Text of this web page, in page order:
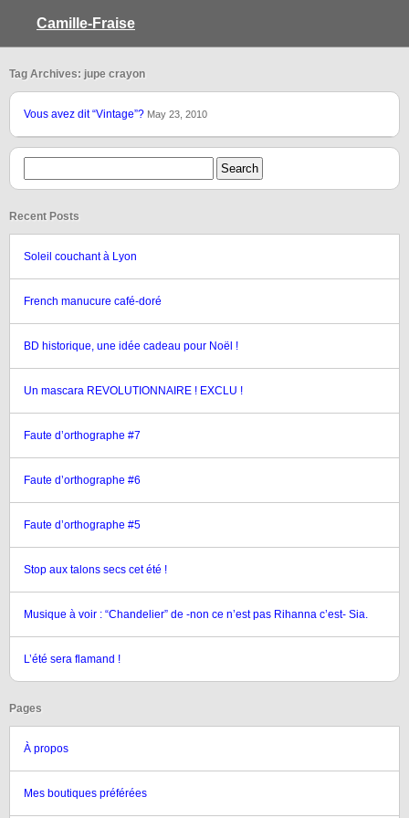
Camille-Fraise
Tag Archives: jupe crayon
Vous avez dit “Vintage”? May 23, 2010
Recent Posts
Soleil couchant à Lyon
French manucure café-doré
BD historique, une idée cadeau pour Noël !
Un mascara REVOLUTIONNAIRE ! EXCLU !
Faute d’orthographe #7
Faute d’orthographe #6
Faute d’orthographe #5
Stop aux talons secs cet été !
Musique à voir : “Chandelier” de -non ce n’est pas Rihanna c’est- Sia.
L’été sera flamand !
Pages
À propos
Mes boutiques préférées